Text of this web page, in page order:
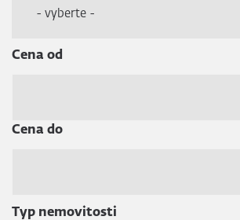
- vyberte -
Cena od
Cena do
Typ nemovitosti